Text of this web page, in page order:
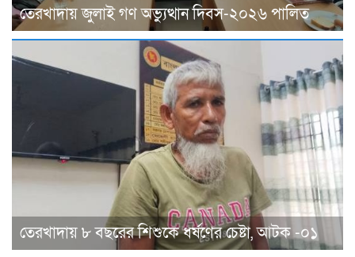
তেরখাদায় জুলাই গণ অভ্যুত্থান দিবস-২০২৬ পালিত
তেরখাদায় ৮ বছরের শিশুকে ধর্ষণের চেষ্টা, আটক -০১